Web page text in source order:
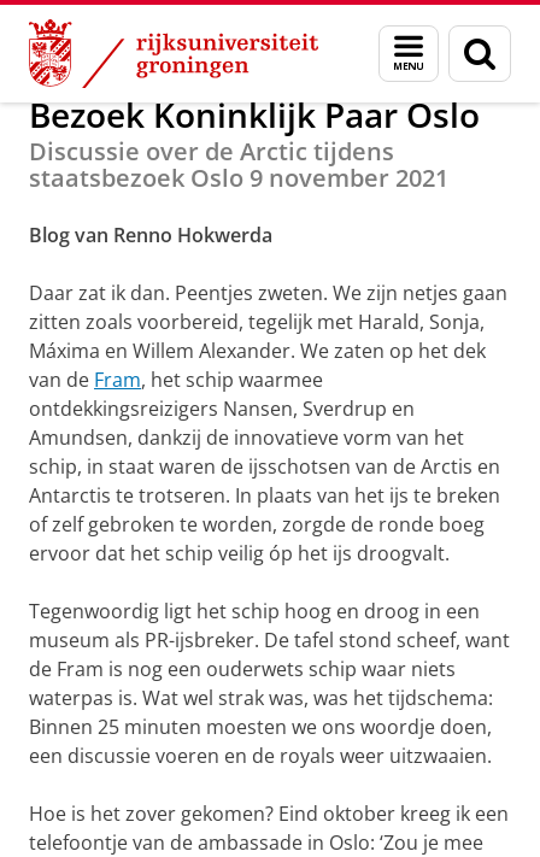
Skip
Content
Skip
Navigation
Menu
en
zoeken
Willem Barentsz Polar Institute
Bezoek Koninklijk Paar Oslo
Discussie over de Arctic tijdens
staatsbezoek Oslo 9 november 2021
Blog van Renno Hokwerda
Daar zat ik dan. Peentjes zweten. We zijn netjes gaan
zitten zoals voorbereid, tegelijk met Harald, Sonja,
Máxima en Willem Alexander. We zaten op het dek
van de Fram, het schip waarmee
ontdekkingsreizigers Nansen, Sverdrup en
Amundsen, dankzij de innovatieve vorm van het
schip, in staat waren de ijsschotsen van de Arctis en
Antarctis te trotseren. In plaats van het ijs te breken
of zelf gebroken te worden, zorgde de ronde boeg
ervoor dat het schip veilig óp het ijs droogvalt.
Tegenwoordig ligt het schip hoog en droog in een
museum als PR-ijsbreker. De tafel stond scheef, want
de Fram is nog een ouderwets schip waar niets
waterpas is. Wat wel strak was, was het tijdschema:
Binnen 25 minuten moesten we ons woordje doen,
een discussie voeren en de royals weer uitzwaaien.
Hoe is het zover gekomen? Eind oktober kreeg ik een
telefoontje van de ambassade in Oslo: ‘Zou je mee